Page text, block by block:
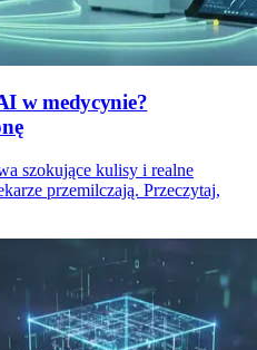
w medycynie?
szokujące kulisy i realne
przemilczają. Przeczytaj,